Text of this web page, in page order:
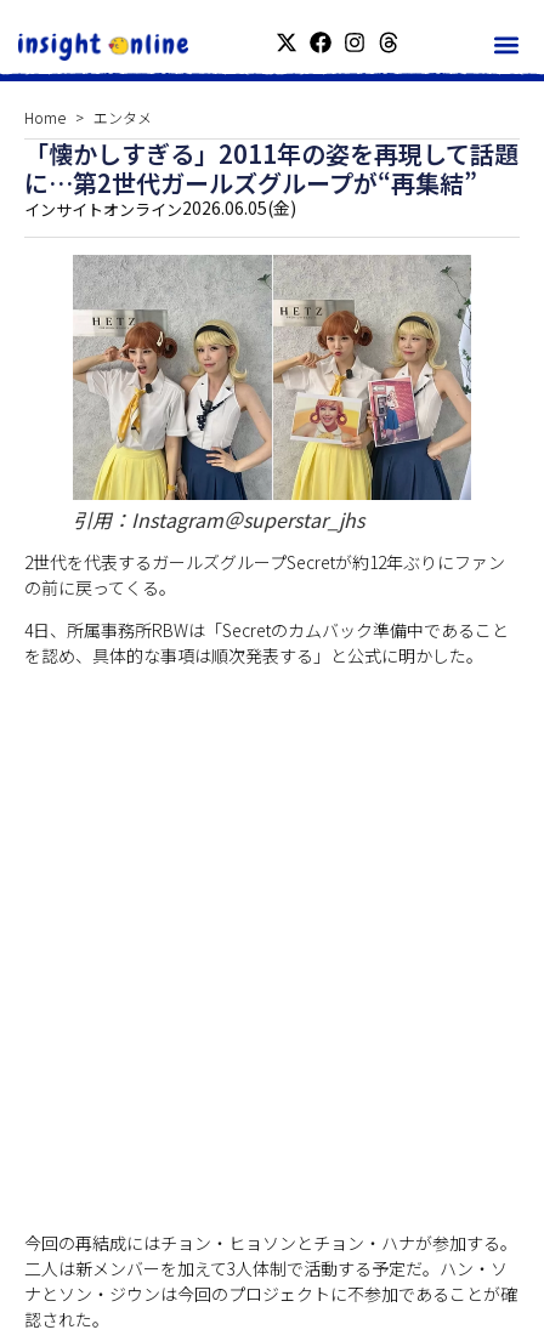
Home エンタメ
「懐かしすぎる」2011年の姿を再現して話題
に…第2世代ガールズグループが“再集結”
インサイトオンライン2026.06.05(金)
引用：Instagram＠superstar_jhs
2世代を代表するガールズグループSecretが約12年ぶりにファン
の前に戻ってくる。
4日、所属事務所RBWは「Secretのカムバック準備中であること
を認め、具体的な事項は順次発表する」と公式に明かした。
今回の再結成にはチョン・ヒョソンとチョン・ハナが参加する。
二人は新メンバーを加えて3人体制で活動する予定だ。ハン・ソ
ナとソン・ジウンは今回のプロジェクトに不参加であることが確
認された。